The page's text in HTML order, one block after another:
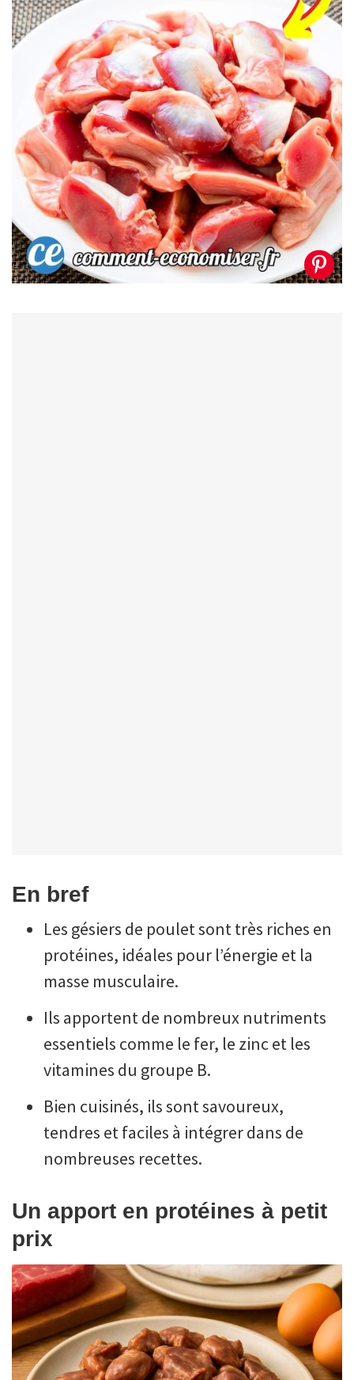
En bref
Les gésiers de poulet sont très riches en
protéines, idéales pour l’énergie et la
masse musculaire.
Ils apportent de nombreux nutriments
essentiels comme le fer, le zinc et les
vitamines du groupe B.
Bien cuisinés, ils sont savoureux,
tendres et faciles à intégrer dans de
nombreuses recettes.
Un apport en protéines à petit
prix